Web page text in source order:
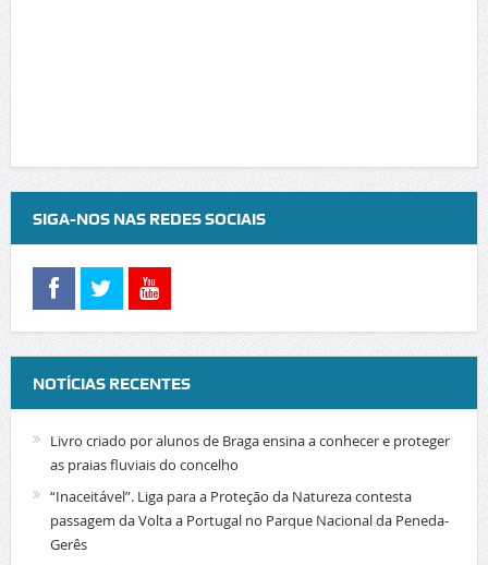
SIGA-NOS NAS REDES SOCIAIS
NOTÍCIAS RECENTES
Livro criado por alunos de Braga ensina a conhecer e proteger
as praias fluviais do concelho
“Inaceitável”. Liga para a Proteção da Natureza contesta
passagem da Volta a Portugal no Parque Nacional da Peneda-
Gerês